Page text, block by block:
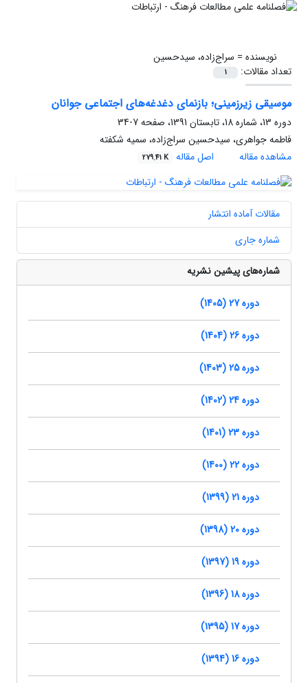
نویسنده = سراج‌زاده، سیدحسین
تعداد مقالات:
1
موسیقی زیرزمینی؛ بازنمای دغدغه‌های اجتماعی جوانان
دوره 13، شماره 18، تابستان 1391، صفحه
7-34
فاطمه جواهری، سیدحسین سراج‌زاده، سمیه شکفته
مشاهده مقاله
اصل مقاله 279.41 K
مقالات آماده انتشار
شماره جاری
شماره‌های پیشین نشریه
دوره 27 (1405)
دوره 26 (1404)
دوره 25 (1403)
دوره 24 (1402)
دوره 23 (1401)
دوره 22 (1400)
دوره 21 (1399)
دوره 20 (1398)
دوره 19 (1397)
دوره 18 (1396)
دوره 17 (1395)
دوره 16 (1394)